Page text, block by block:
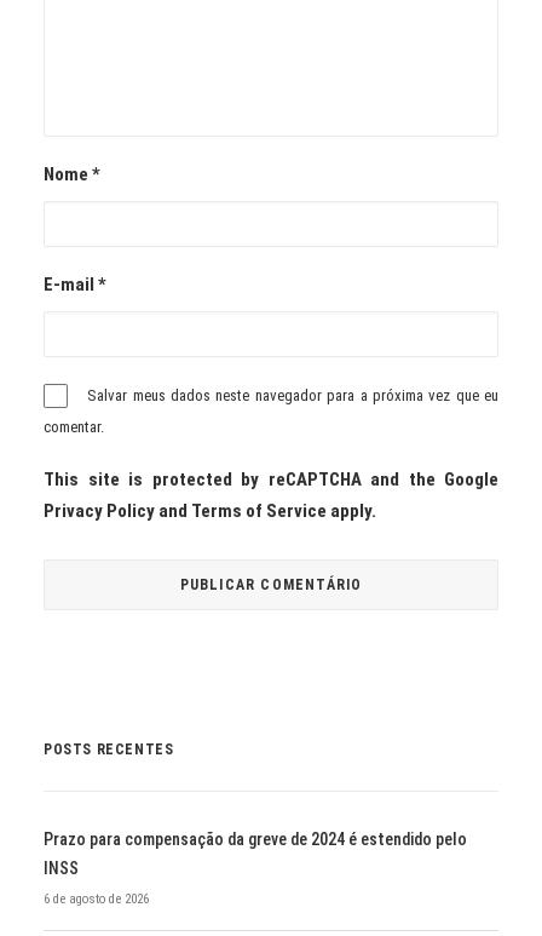
Nome *
E-mail *
Salvar meus dados neste navegador para a próxima vez que eu
comentar.
This site is protected by reCAPTCHA and the Google
Privacy Policy and Terms of Service apply.
POSTS RECENTES
Prazo para compensação da greve de 2024 é estendido pelo
INSS
6 de agosto de 2026